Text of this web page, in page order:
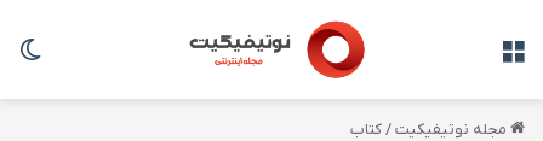
مجله نوتیفیکیت/کتاب